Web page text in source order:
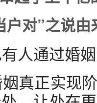
户对”之说由
人通过婚
真正实现